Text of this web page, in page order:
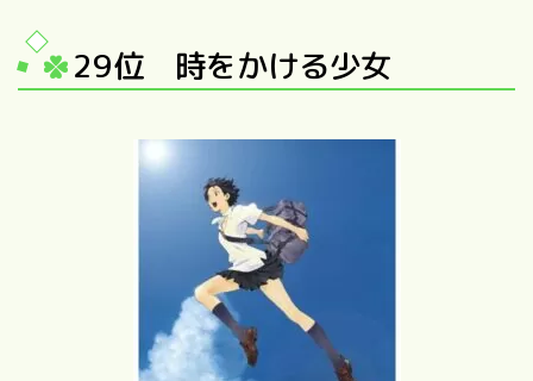
29位 時をかける少女